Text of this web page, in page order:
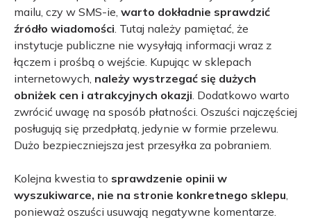
mailu, czy w SMS-ie, warto dokładnie sprawdzić
źródło wiadomości. Tutaj należy pamiętać, że
instytucje publiczne nie wysyłają informacji wraz z
łączem i prośbą o wejście. Kupując w sklepach
internetowych, należy wystrzegać się dużych
obniżek cen i atrakcyjnych okazji. Dodatkowo warto
zwrócić uwagę na sposób płatności. Oszuści najczęściej
posługują się przedpłatą, jedynie w formie przelewu.
Dużo bezpieczniejsza jest przesyłka za pobraniem.
Kolejna kwestia to sprawdzenie opinii w
wyszukiwarce, nie na stronie konkretnego sklepu,
ponieważ oszuści usuwają negatywne komentarze.